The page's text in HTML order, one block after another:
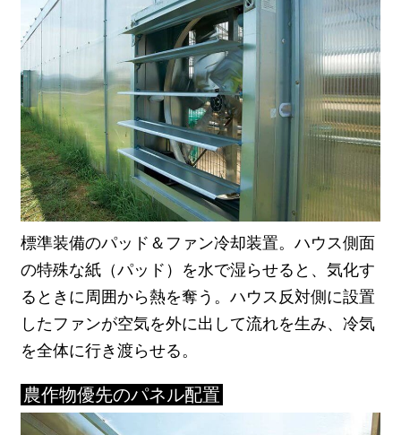
標準装備のパッド＆ファン冷却装置。ハウス側面
の特殊な紙（パッド）を水で湿らせると、気化す
るときに周囲から熱を奪う。ハウス反対側に設置
したファンが空気を外に出して流れを生み、冷気
を全体に行き渡らせる。
農作物優先のパネル配置